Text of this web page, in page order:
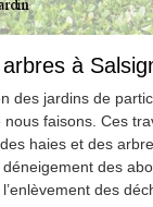
à
des jardins de
faisons. Ces
haies et des
des
des